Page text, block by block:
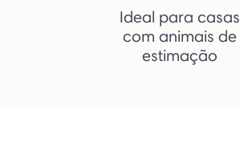
Ideal para casas
com animais de
estimação